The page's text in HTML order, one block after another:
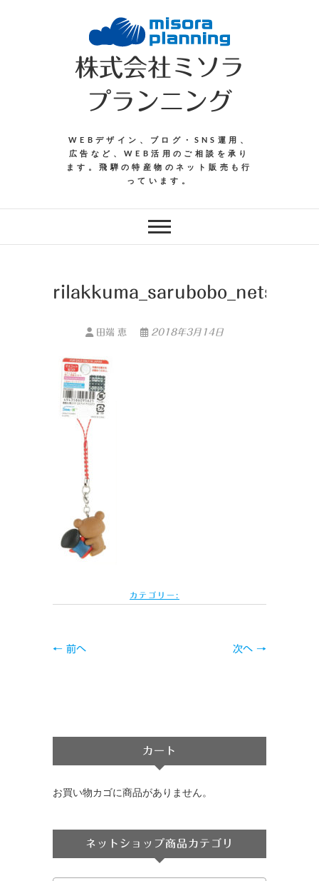
株式会社ミソラ
プランニング
WEBデザイン、ブログ・SNS運用、
広告など、WEB活用のご相談を承り
ます。飛騨の特産物のネット販売も行
っています。
rilakkuma_sarubobo_netsuke2
田端 恵 2018年3月14日
カテゴリー:
← 前へ 次へ →
カート
お買い物カゴに商品がありません。
ネットショップ商品カテゴリ